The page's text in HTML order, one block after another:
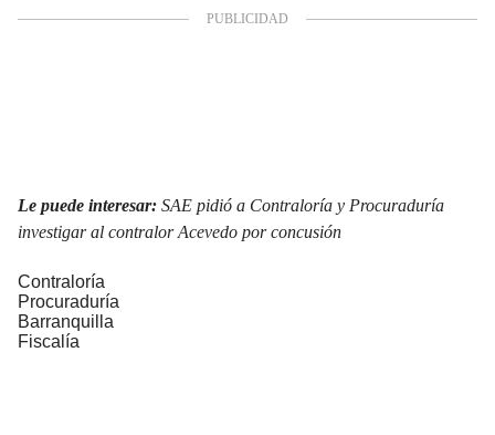
Le puede interesar: SAE pidió a Contraloría y Procuraduría
investigar al contralor Acevedo por concusión
Contraloría
Procuraduría
Barranquilla
Fiscalía